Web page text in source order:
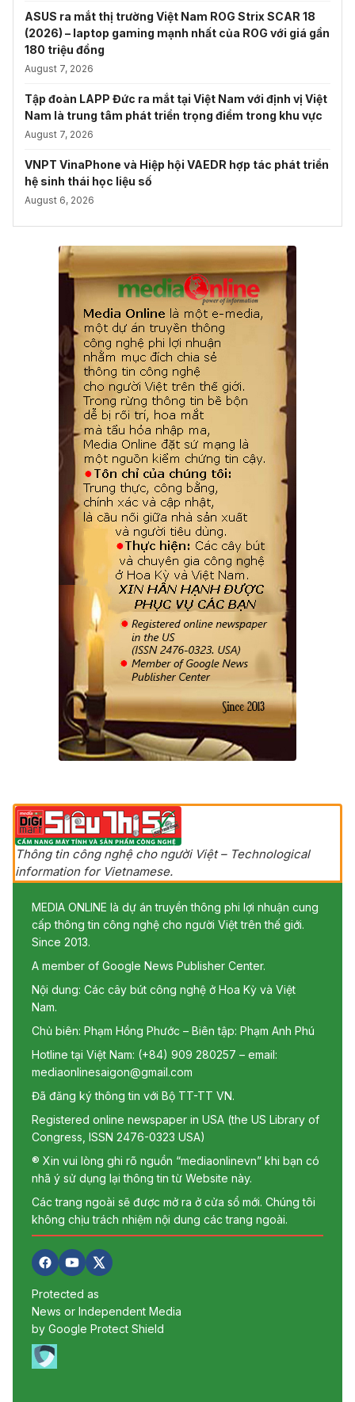
ASUS ra mắt thị trường Việt Nam ROG Strix SCAR 18
(2026) – laptop gaming mạnh nhất của ROG với giá gần
180 triệu đồng
August 7, 2026
Tập đoàn LAPP Đức ra mắt tại Việt Nam với định vị Việt
Nam là trung tâm phát triển trọng điểm trong khu vực
August 7, 2026
VNPT VinaPhone và Hiệp hội VAEDR hợp tác phát triển
hệ sinh thái học liệu số
August 6, 2026
Thông tin công nghệ cho người Việt – Technological
information for Vietnamese.
MEDIA ONLINE là dự án truyền thông phi lợi nhuận cung
cấp thông tin công nghệ cho người Việt trên thế giới.
Since 2013.
A member of Google News Publisher Center.
Nội dung: Các cây bút công nghệ ở Hoa Kỳ và Việt
Nam.
Chủ biên: Phạm Hồng Phước – Biên tập: Phạm Anh Phú
Hotline tại Việt Nam: (+84) 909 280257 – email:
mediaonlinesaigon@gmail.com
Đã đăng ký thông tin với Bộ TT-TT VN.
Registered online newspaper in USA (the US Library of
Congress, ISSN 2476-0323 USA)
® Xin vui lòng ghi rõ nguồn “mediaonlinevn” khi bạn có
nhã ý sử dụng lại thông tin từ Website này.
Các trang ngoài sẽ được mở ra ở cửa sổ mới. Chúng tôi
không chịu trách nhiệm nội dung các trang ngoài.
Protected as
News or Independent Media
by Google Protect Shield